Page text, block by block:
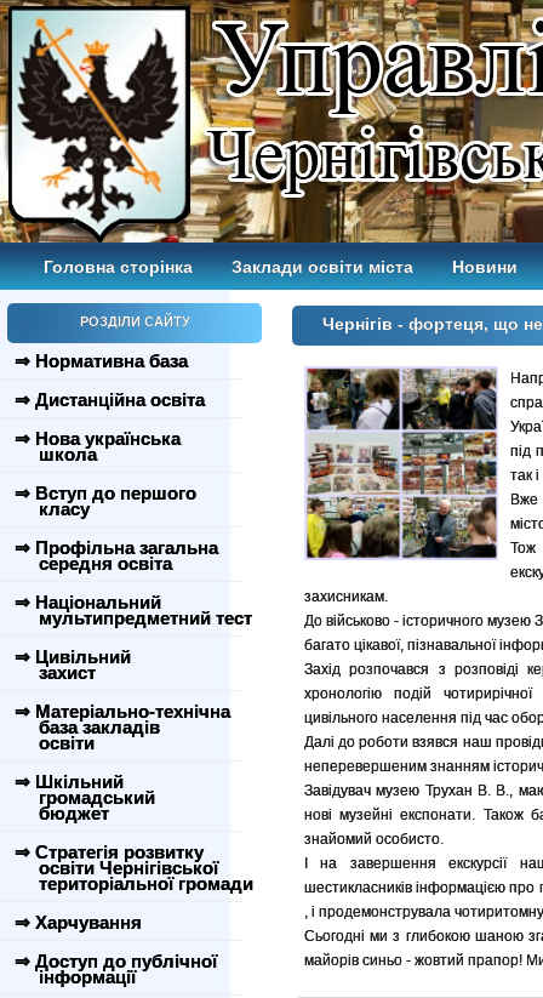
Головна сторінка Заклади освіти міста Новини
РОЗДІЛИ САЙТУ
⇒ Нормативна база
⇒ Дистанційна освіта
⇒ Нова українська
школа
⇒ Вступ до першого
класу
⇒ Профільна загальна
середня освіта
⇒ Національний
мультипредметний тест
⇒ Цивільний
захист
⇒ Матеріально-технічна
база закладів
освіти
⇒ Шкільний
громадський
бюджет
⇒ Стратегія розвитку
освіти Чернігівської
територіальної громади
⇒ Харчування
⇒ Доступ до публічної
інформації
Чернігів - фортеця, що
під
так
Вже
Тож
захисникам.
До військово - історичного музею
багато цікавої, пізнавальної
Захід розпочався з розповіді
хронологію подій
цивільного населення під час
Далі до роботи взявся наш
неперевершеним знанням
Завідувач музею Трухан В. В.,
нові музейні експонати. Також
знайомий особисто.
І на завершення екскурсії
шестикласників інформацією про
, і продемонструвала чотиритомну
Сьогодні ми з глибокою шаною
майорів синьо - жовтий прапор!